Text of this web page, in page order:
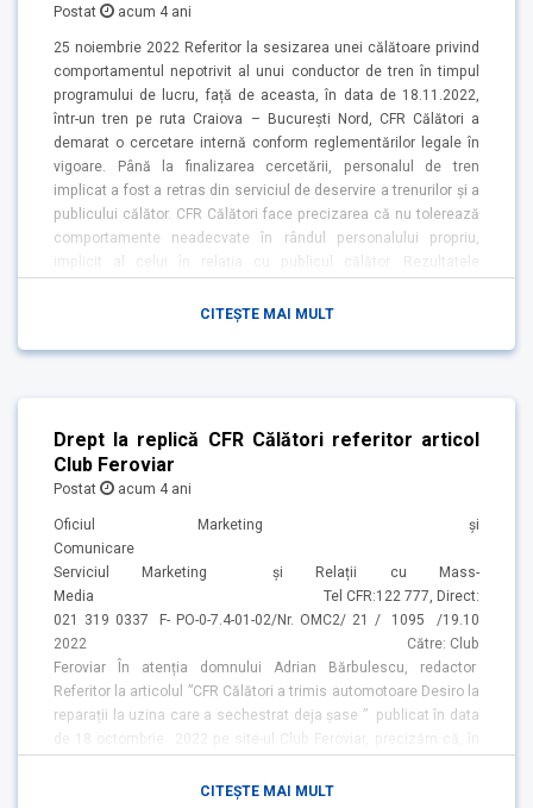
Postat acum 4 ani
25 noiembrie 2022 Referitor la sesizarea unei călătoare privind
comportamentul nepotrivit al unui conductor de tren în timpul
programului de lucru, față de aceasta, în data de 18.11.2022,
într-un tren pe ruta Craiova – București Nord, CFR Călători a
demarat o cercetare internă conform reglementărilor legale în
vigoare. Până la finalizarea cercetării, personalul de tren
implicat a fost a retras din serviciul de deservire a trenurilor și a
publicului călător. CFR Călători face precizarea că nu tolerează
comportamente neadecvate în rândul personalului propriu,
implicit al celui în relația cu publicul călător. Rezultatele
CITEȘTE MAI MULT
Drept la replică CFR Călători referitor articol
Club Feroviar
Postat acum 4 ani
Oficiul Marketing și
Comunicare
Serviciul Marketing și Relații cu Mass-
Media Tel CFR:122 777, Direct:
021 319 0337 F- PO-0-7.4-01-02/Nr. OMC2/ 21 / 1095 /19.10
2022 Către: Club
Feroviar În atenția domnului Adrian Bărbulescu, redactor
Referitor la articolul ”CFR Călători a trimis automotoare Desiro la
reparații la uzina care a sechestrat deja șase ” publicat în data
de 18 octombrie 2022 pe site-ul Club Feroviar, precizăm că, în
documentare, de altfel obligatorie pentru o prezentare realistă a
CITEȘTE MAI MULT